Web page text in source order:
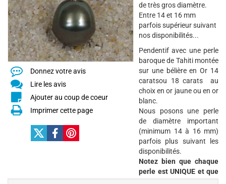
Donnez votre avis
Lire les avis
Ajouter au coup de coeur
Imprimer cette page
de très gros diamètre.
Entre 14 et 16 mm
parfois supérieur suivant
nos disponibilités...
Pendentif avec une perle
baroque de Tahiti montée
sur une bélière en Or 14
caratsou 18 carats au
choix en or jaune ou en or
blanc.
Nous posons une perle
de diamètre important
(minimum 14 à 16 mm)
parfois plus suivant les
disponibilités.
Notez bien que chaque
perle est UNIQUE et que